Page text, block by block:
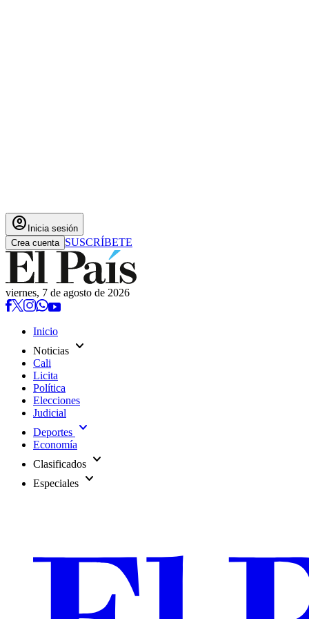
account_circle Inicia sesión
Crea cuenta SUSCRÍBETE
viernes, 7 de agosto de 2026
Inicio
Noticias expand_more
Cali
Licita
Política
Elecciones
Judicial
Deportes expand_more
Economía
Clasificados expand_more
Especiales expand_more